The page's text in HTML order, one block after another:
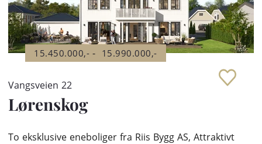
15.450.000,- - 15.990.000,-
Vangsveien 22
Lørenskog
To eksklusive eneboliger fra Riis Bygg AS, Attraktivt